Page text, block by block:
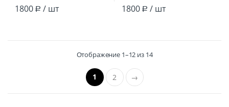
1800 Р / шт 1800 Р / шт
Отображение 1–12 из 14
1 2 →